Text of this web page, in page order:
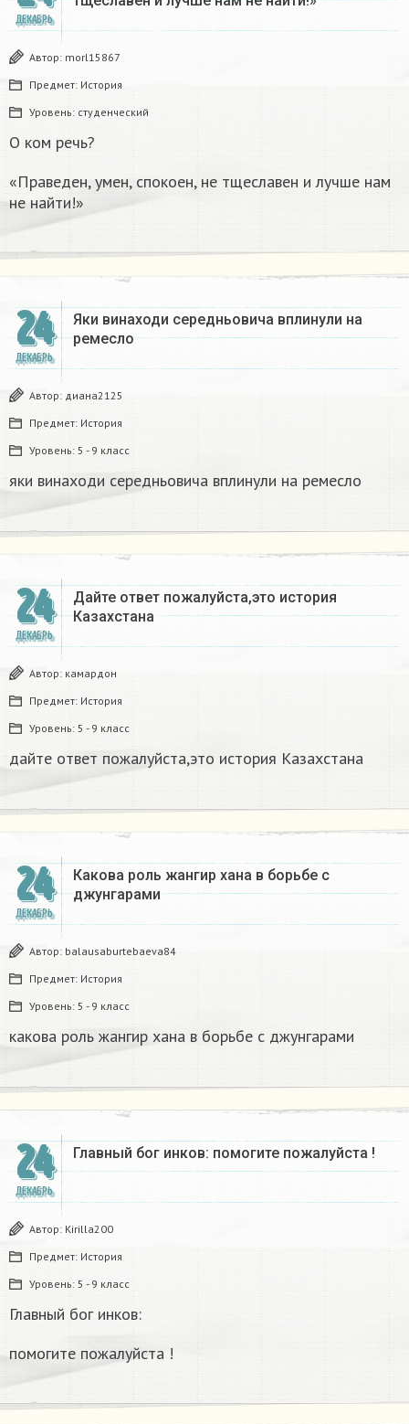
ДЕКАБРЬ
Автор: morl15867
Предмет: История
Уровень: студенческий
О ком речь?
«Праведен, умен, спокоен, не тщеславен и лучше нам
не найти!»
24
ДЕКАБРЬ
Яки винаходи середньовича вплинули на
ремесло
Автор: диана2125
Предмет: История
Уровень: 5 - 9 класс
яки винаходи середньовича вплинули на ремесло
24
ДЕКАБРЬ
Дайте ответ пожалуйста,это история
Казахстана
Автор: камардон
Предмет: История
Уровень: 5 - 9 класс
дайте ответ пожалуйста,это история Казахстана
24
ДЕКАБРЬ
Какова роль жангир хана в борьбе с
джунгарами​
Автор: balausaburtebaeva84
Предмет: История
Уровень: 5 - 9 класс
какова роль жангир хана в борьбе с джунгарами​
24
ДЕКАБРЬ
Главный бог инков: помогите пожалуйста !
Автор: Kirilla200
Предмет: История
Уровень: 5 - 9 класс
Главный бог инков:
помогите пожалуйста !